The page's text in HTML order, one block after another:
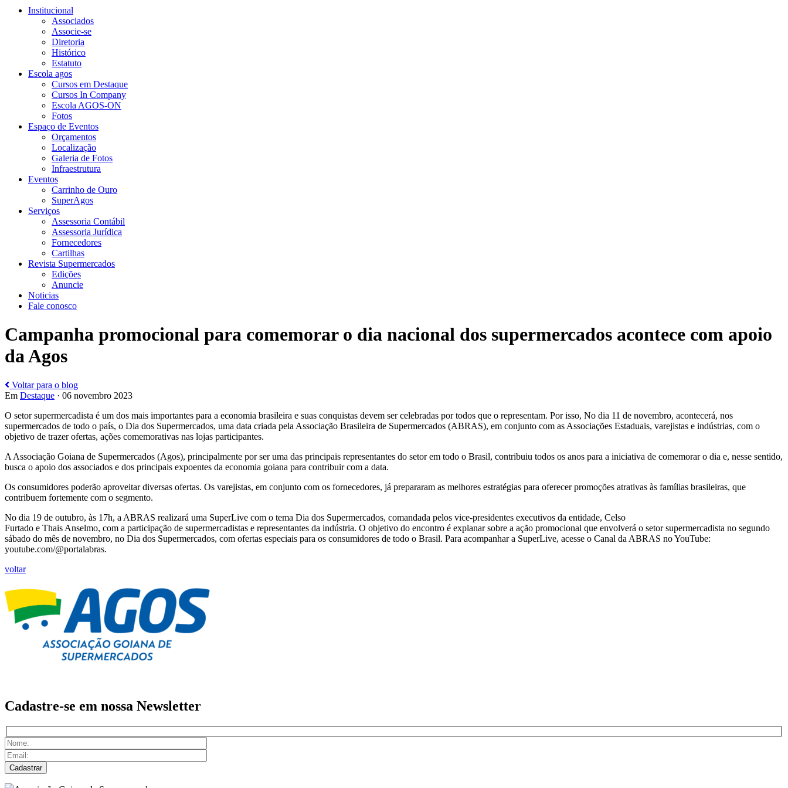
Institucional
Associados
Associe-se
Diretoria
Histórico
Estatuto
Escola agos
Cursos em Destaque
Cursos In Company
Escola AGOS-ON
Fotos
Espaço de Eventos
Orçamentos
Localização
Galeria de Fotos
Infraestrutura
Eventos
Carrinho de Ouro
SuperAgos
Serviços
Assessoria Contábil
Assessoria Jurídica
Fornecedores
Cartilhas
Revista Supermercados
Edições
Anuncie
Noticias
Fale conosco
Campanha promocional para comemorar o dia nacional dos supermercados acontece com apoio
da Agos
Voltar para o blog
Em Destaque · 06 novembro 2023
O setor supermercadista é um dos mais importantes para a economia brasileira e suas conquistas devem ser celebradas por todos que o representam. Por isso, No dia 11 de novembro, acontecerá, nos
supermercados de todo o país, o Dia dos Supermercados, uma data criada pela Associação Brasileira de Supermercados (ABRAS), em conjunto com as Associações Estaduais, varejistas e indústrias, com o
objetivo de trazer ofertas, ações comemorativas nas lojas participantes.
A Associação Goiana de Supermercados (Agos), principalmente por ser uma das principais representantes do setor em todo o Brasil, contribuiu todos os anos para a iniciativa de comemorar o dia e, nesse sentido,
busca o apoio dos associados e dos principais expoentes da economia goiana para contribuir com a data.
Os consumidores poderão aproveitar diversas ofertas. Os varejistas, em conjunto com os fornecedores, já prepararam as melhores estratégias para oferecer promoções atrativas às famílias brasileiras, que
contribuem fortemente com o segmento.
No dia 19 de outubro, às 17h, a ABRAS realizará uma SuperLive com o tema Dia dos Supermercados, comandada pelos vice-presidentes executivos da entidade, Celso
Furtado e Thais Anselmo, com a participação de supermercadistas e representantes da indústria. O objetivo do encontro é explanar sobre a ação promocional que envolverá o setor supermercadista no segundo
sábado do mês de novembro, no Dia dos Supermercados, com ofertas especiais para os consumidores de todo o Brasil. Para acompanhar a SuperLive, acesse o Canal da ABRAS no YouTube:
youtube.com/@portalabras.
voltar
Cadastre-se em nossa Newsletter